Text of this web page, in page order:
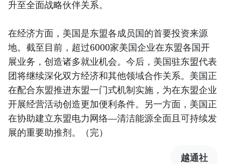
升至全面战略伙伴关系。
在经济方面，美国是东盟各成员国的首要投资来源
地。截至目前，超过6000家美国企业在东盟各国开
展业务，创造诸多就业机会。今后，美国驻东盟代表
团将继续深化双方经济和其他领域合作关系。美国正
在配合东盟推进东盟一门式机制实施，为在东盟企业
开展经营活动创造更加便利条件。另一方面，美国正
在协助建立东盟电力网络—清洁能源全面且可持续发
展的重要助推剂。（完）
越通社